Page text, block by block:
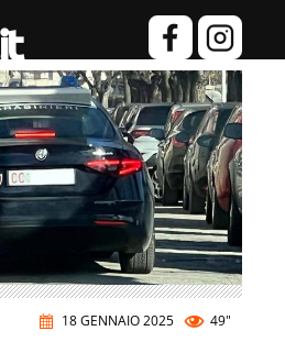
18 GENNAIO 2025 49"